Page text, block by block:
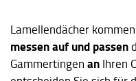
Lamellendächer
messen auf und passen
Gammertingen an Ihren